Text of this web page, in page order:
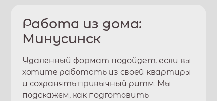
Работа из дома:
Минусинск
Удаленный формат подойдет, если вы
хотите работать из своей квартиры
и сохранять привычный ритм. Мы
подскажем, как подготовить